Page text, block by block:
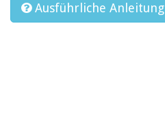
Ausführliche Anleitung